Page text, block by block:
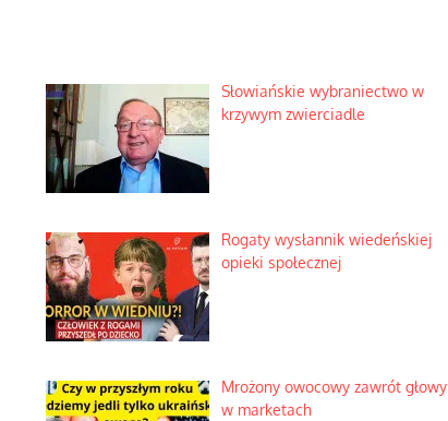
Słowiańskie wybraniectwo w
krzywym zwierciadle
Rogaty wysłannik wiedeńskiej
opieki społecznej
Mrożony owocowy zawrót głowy
w marketach